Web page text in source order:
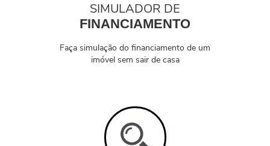
SIMULADOR DE
FINANCIAMENTO
Faça simulação do financiamento de um
imóvel sem sair de casa